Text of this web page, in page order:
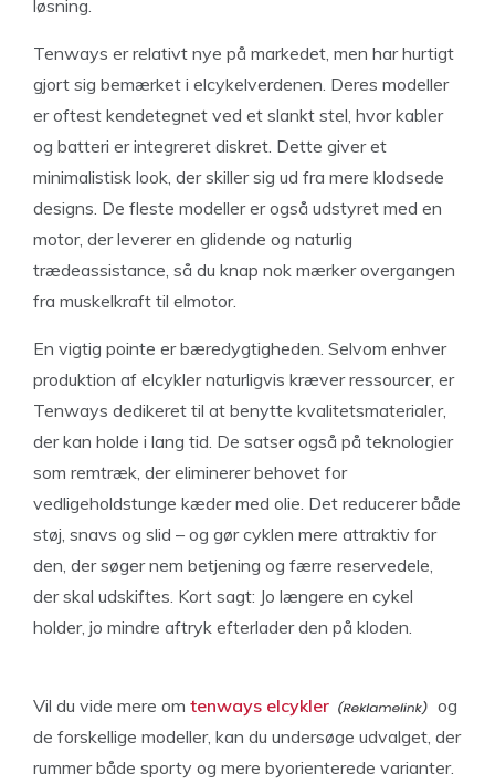
løsning.
Tenways er relativt nye på markedet, men har hurtigt
gjort sig bemærket i elcykelverdenen. Deres modeller
er oftest kendetegnet ved et slankt stel, hvor kabler
og batteri er integreret diskret. Dette giver et
minimalistisk look, der skiller sig ud fra mere klodsede
designs. De fleste modeller er også udstyret med en
motor, der leverer en glidende og naturlig
trædeassistance, så du knap nok mærker overgangen
fra muskelkraft til elmotor.
En vigtig pointe er bæredygtigheden. Selvom enhver
produktion af elcykler naturligvis kræver ressourcer, er
Tenways dedikeret til at benytte kvalitetsmaterialer,
der kan holde i lang tid. De satser også på teknologier
som remtræk, der eliminerer behovet for
vedligeholdstunge kæder med olie. Det reducerer både
støj, snavs og slid – og gør cyklen mere attraktiv for
den, der søger nem betjening og færre reservedele,
der skal udskiftes. Kort sagt: Jo længere en cykel
holder, jo mindre aftryk efterlader den på kloden.
Vil du vide mere om tenways elcykler
og
de forskellige modeller, kan du undersøge udvalget, der
rummer både sporty og mere byorienterede varianter.